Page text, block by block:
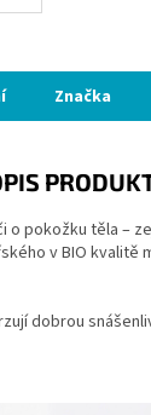
Značka
o pokožku těla –
v BIO
dobrou